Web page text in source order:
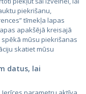
piekrišanu,
tīmekļa lapas
apakšējā kreisajā
mūsu piekrišanas
skatiet mūsu
datus, lai